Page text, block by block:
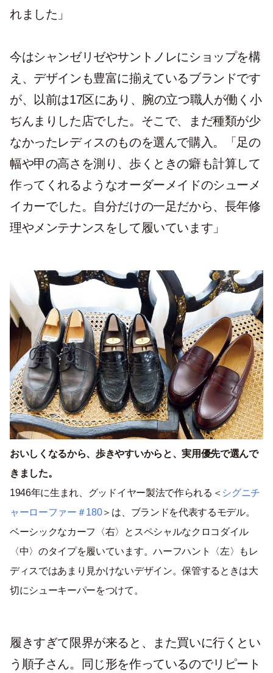
れました」
今はシャンゼリゼやサントノレにショップを構
え、デザインも豊富に揃えているブランドです
が、以前は17区にあり、腕の立つ職人が働く小
ぢんまりした店でした。そこで、まだ種類が少
なかったレディスのものを選んで購入。「足の
幅や甲の高さを測り、歩くときの癖も計算して
作ってくれるようなオーダーメイドのシューメ
イカーでした。自分だけの一足だから、長年修
理やメンテナンスをして履いています」
おいしくなるから、歩きやすいからと、実用優先で選んで
きました。
1946年に生まれ、グッドイヤー製法で作られる＜ シグニチ
ャーローファー＃180＞は、ブランドを代表するモデル。
ベーシックなカーフ〈右〉とスペシャルなクロコダイル
〈中〉のタイプを履いています。ハーフハント〈左〉もレ
ディスではあまり見かけないデザイン。保管するときは大
切にシューキーパーをつけて。
履きすぎて限界が来ると、また買いに行くとい
う順子さん。同じ形を作っているのでリピート